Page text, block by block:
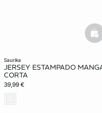
saurika
JERSEY ESTAMPADO
CORTA
39,99 €